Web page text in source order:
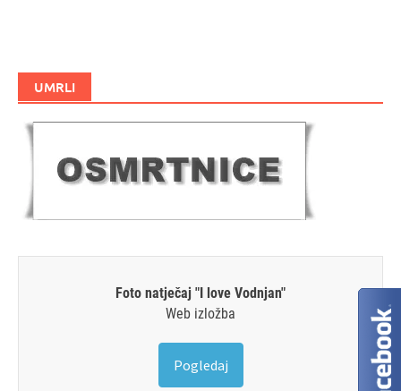
UMRLI
Foto natječaj "I love Vodnjan"
Web izložba
Pogledaj